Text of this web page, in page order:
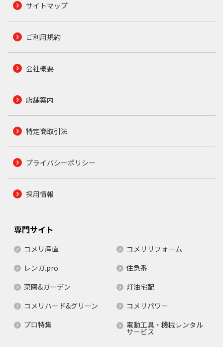
サイトマップ
ご利用規約
会社概要
店舗案内
特定商取引法
プライバシーポリシー
採用情報
専門サイト
コメリ産直
コメリリフォーム
レンガ.pro
住急番
菜園&ガーデン
灯油宅配
コメリハード&グリーン
コメリパワー
プロ特集
電動工具・機械レンタル
サービス